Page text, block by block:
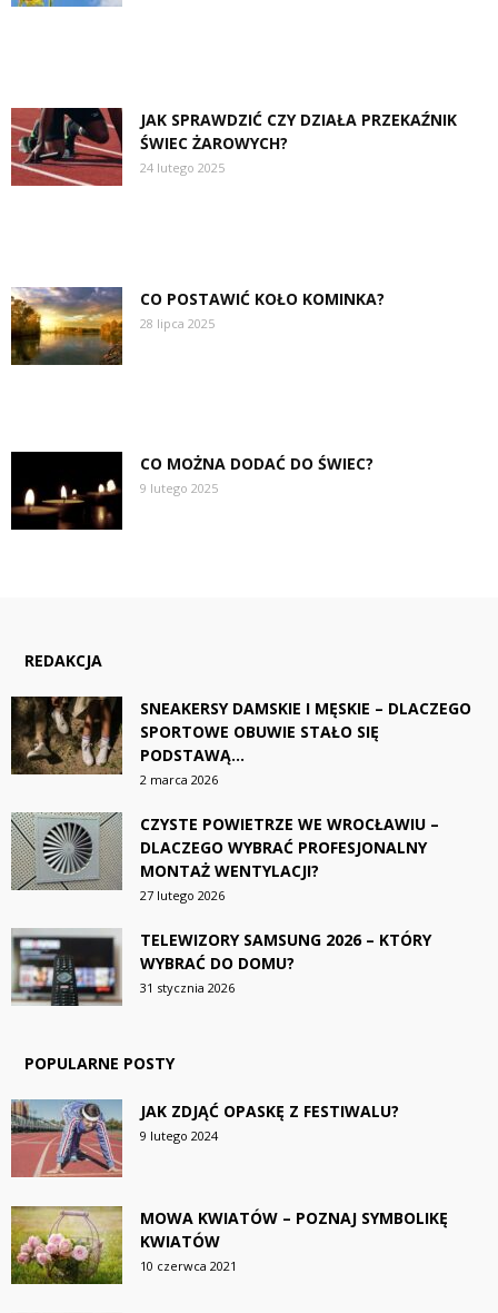
JAK SPRAWDZIĆ CZY DZIAŁA PRZEKAŹNIK
ŚWIEC ŻAROWYCH?
24 lutego 2025
CO POSTAWIĆ KOŁO KOMINKA?
28 lipca 2025
CO MOŻNA DODAĆ DO ŚWIEC?
9 lutego 2025
REDAKCJA
SNEAKERSY DAMSKIE I MĘSKIE – DLACZEGO
SPORTOWE OBUWIE STAŁO SIĘ
PODSTAWĄ...
2 marca 2026
CZYSTE POWIETRZE WE WROCŁAWIU –
DLACZEGO WYBRAĆ PROFESJONALNY
MONTAŻ WENTYLACJI?
27 lutego 2026
TELEWIZORY SAMSUNG 2026 – KTÓRY
WYBRAĆ DO DOMU?
31 stycznia 2026
POPULARNE POSTY
JAK ZDJĄĆ OPASKĘ Z FESTIWALU?
9 lutego 2024
MOWA KWIATÓW – POZNAJ SYMBOLIKĘ
KWIATÓW
10 czerwca 2021